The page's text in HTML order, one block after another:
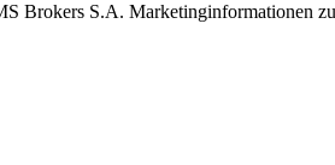
S.A. Marketinginformationen zu